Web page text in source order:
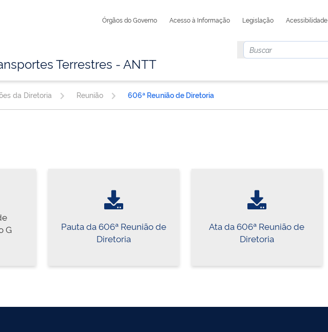
Órgãos do Governo Acesso à Informação Legislação Acessibilidade
Terrestres - ANTT
da Diretoria Reunião 606ª Reunião de Diretoria

Pauta da 606ª Reunião de
Diretoria
Ata da 606ª Reunião de
Diretoria